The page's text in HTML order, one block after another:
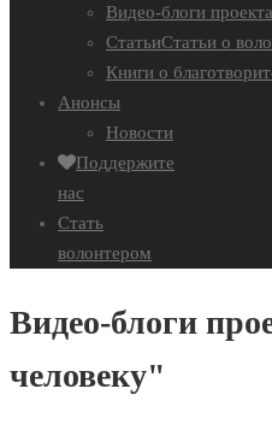
Видео-блоги
СтатьиСтатьи о
Книги о
Анонсы
Новости
Поддержите
нас
Стать
волонтером
Видео-блоги
человеку"